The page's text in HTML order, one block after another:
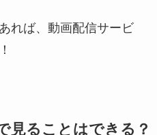
れば、動画配信サービ
見ることはできる？